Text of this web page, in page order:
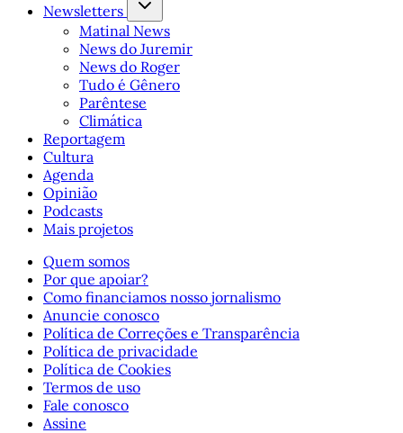
Newsletters
Matinal News
News do Juremir
News do Roger
Tudo é Gênero
Parêntese
Climática
Reportagem
Cultura
Agenda
Opinião
Podcasts
Mais projetos
Quem somos
Por que apoiar?
Como financiamos nosso jornalismo
Anuncie conosco
Política de Correções e Transparência
Política de privacidade
Política de Cookies
Termos de uso
Fale conosco
Assine